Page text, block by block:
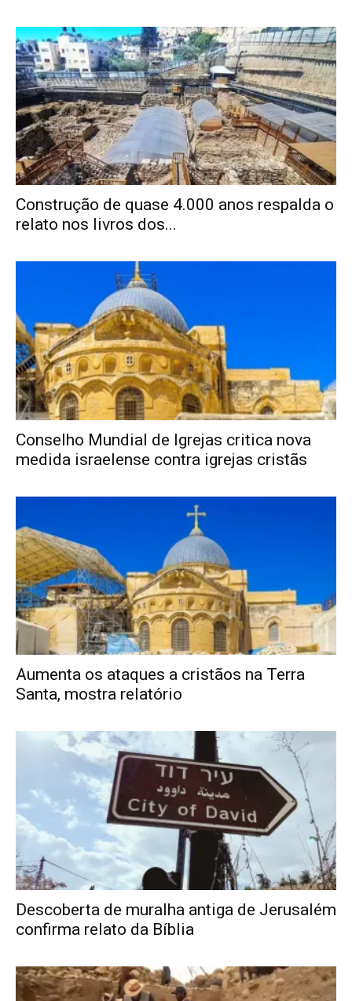
Construção de quase 4.000 anos respalda o
relato nos livros dos...
Conselho Mundial de Igrejas critica nova
medida israelense contra igrejas cristãs
Aumenta os ataques a cristãos na Terra
Santa, mostra relatório
Descoberta de muralha antiga de Jerusalém
confirma relato da Bíblia